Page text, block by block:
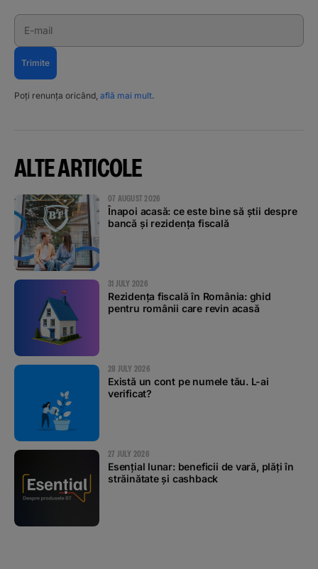
E-mail
Trimite
Poți renunța oricând, află mai mult.
ALTE ARTICOLE
07 AUGUST 2026
Înapoi acasă: ce este bine să știi despre
bancă și rezidența fiscală
31 JULY 2026
Rezidența fiscală în România: ghid
pentru românii care revin acasă
28 JULY 2026
Există un cont pe numele tău. L-ai
verificat?
27 JULY 2026
Esențial lunar: beneficii de vară, plăți în
străinătate și cashback